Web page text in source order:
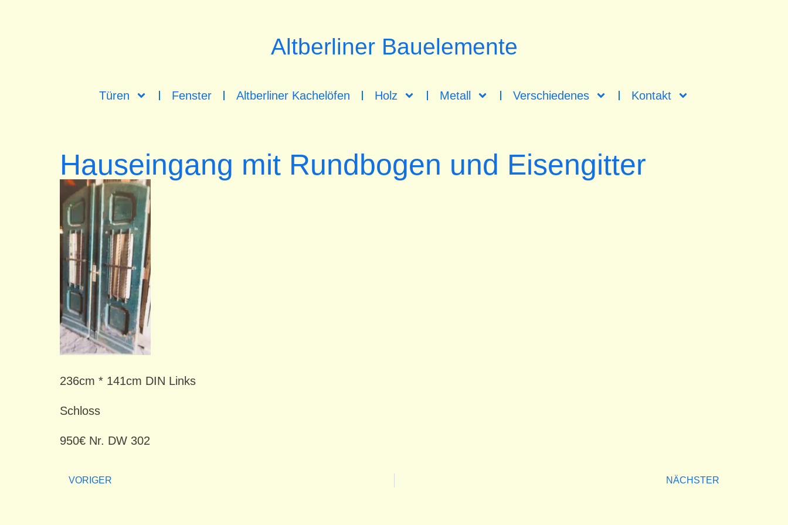
Altberliner Bauelemente
Türen Fenster Altberliner Kachelöfen Holz Metall Verschiedenes Kontakt
Hauseingang mit Rundbogen und Eisengitter
236cm * 141cm DIN Links
Schloss
950€ Nr. DW 302
VORIGER NÄCHSTER